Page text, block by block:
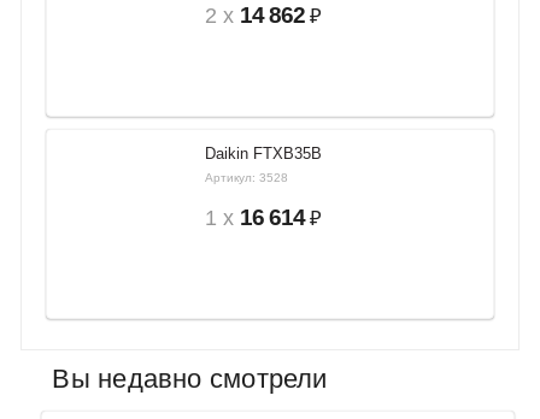
2 x 14 862₽
Daikin FTXB35B
Артикул: 3528
1 x 16 614₽
Вы недавно смотрели